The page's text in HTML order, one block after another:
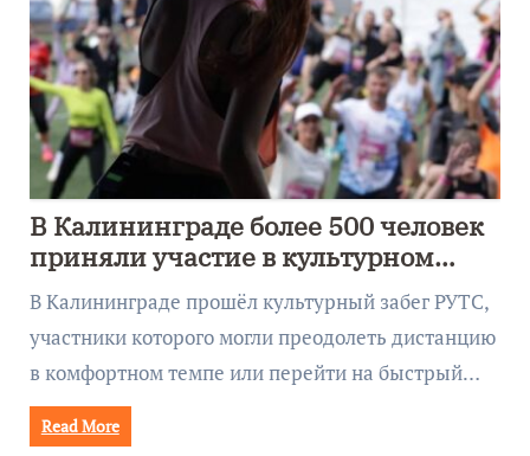
В Калининграде более 500 человек
приняли участие в культурном
забеге
В Калининграде прошёл культурный забег РУТС,
участники которого могли преодолеть дистанцию
в комфортном темпе или перейти на быстрый…
Read More